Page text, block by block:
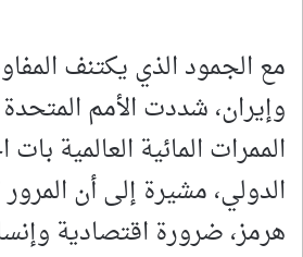
مع الجمود الذي يكتنف
وإيران، شددت الأمم
الممرات المائية العالمية بات
الدولي، مشيرة إلى أن
هرمز، ضرورة اقتصادية